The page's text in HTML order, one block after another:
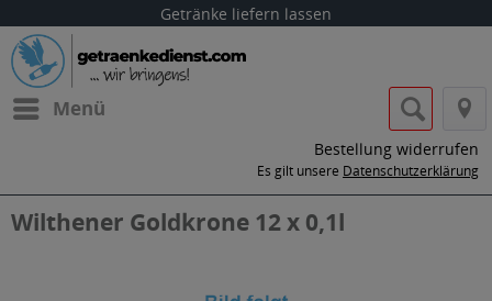
Getränke liefern lassen
Menü
Bestellung widerrufen
Es gilt unsere Datenschutzerklärung
Wilthener Goldkrone 12 x 0,1l